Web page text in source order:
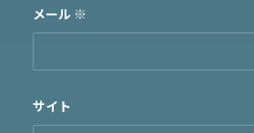
メール ※
サイト